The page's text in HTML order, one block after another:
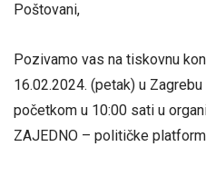
Poštovani,
Pozivamo vas na tiskovnu
16.02.2024. (petak) u
početkom u 10:00 sati u
ZAJEDNO – političke